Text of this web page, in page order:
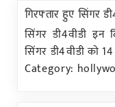
गिरफ्तार हुए सिंगर
सिंगर डी4वीडी
सिंगर डी4वीडी को
Category: